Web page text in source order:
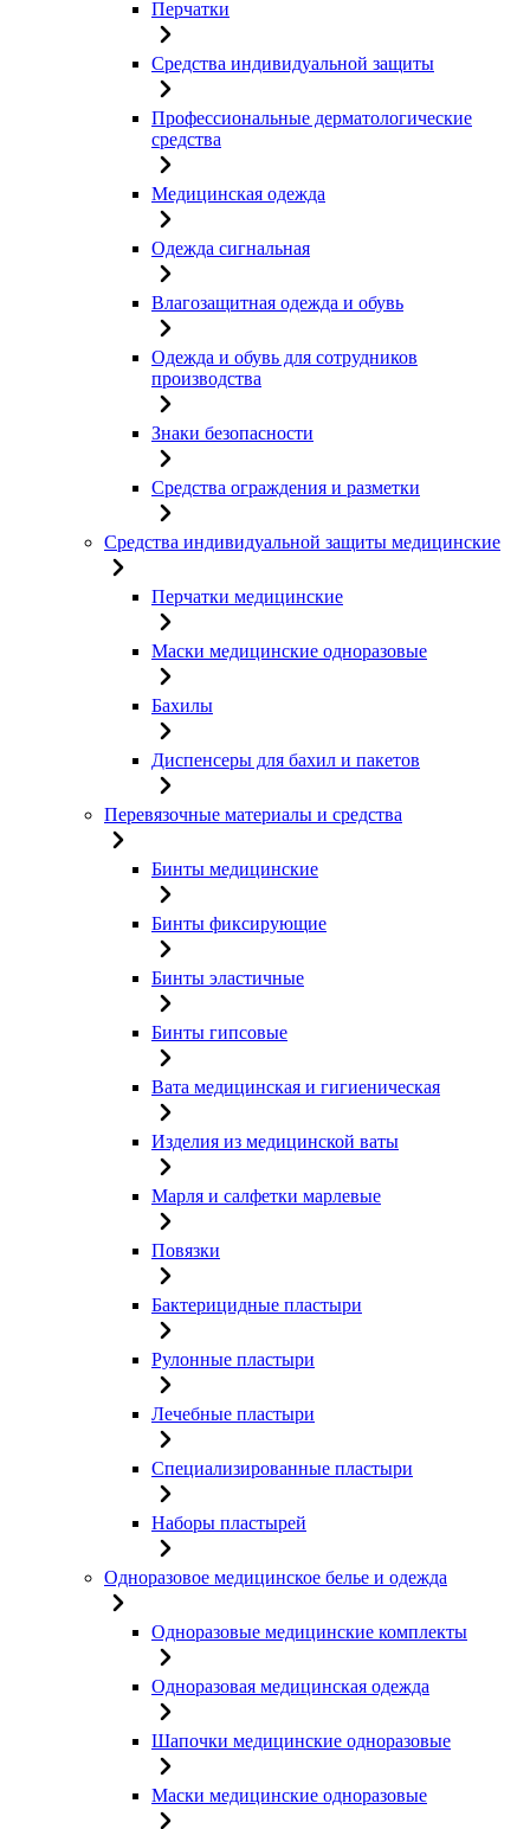
Перчатки
Средства индивидуальной защиты
Профессиональные дерматологические
средства
Медицинская одежда
Одежда сигнальная
Влагозащитная одежда и обувь
Одежда и обувь для сотрудников
производства
Знаки безопасности
Средства ограждения и разметки
Средства индивидуальной защиты медицинские
Перчатки медицинские
Маски медицинские одноразовые
Бахилы
Диспенсеры для бахил и пакетов
Перевязочные материалы и средства
Бинты медицинские
Бинты фиксирующие
Бинты эластичные
Бинты гипсовые
Вата медицинская и гигиеническая
Изделия из медицинской ваты
Марля и салфетки марлевые
Повязки
Бактерицидные пластыри
Рулонные пластыри
Лечебные пластыри
Специализированные пластыри
Наборы пластырей
Одноразовое медицинское белье и одежда
Одноразовые медицинские комплекты
Одноразовая медицинская одежда
Шапочки медицинские одноразовые
Маски медицинские одноразовые